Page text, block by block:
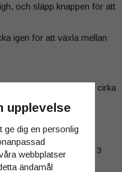
och släpp knappen för att
igen för att växla mellan
länge på knappen i cirka
och håll in knappen i 3
upplevelse
ge dig en personlig
webbplatser
ändamål